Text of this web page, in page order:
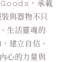
，承載
與器物不只
生活靈魂的
建立自信、
心的力量與